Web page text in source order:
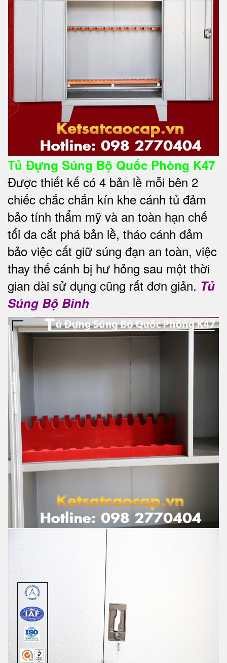
Tủ Đựng Súng Bộ Quốc Phòng K47
Được thiết kế có 4 bản lề mỗi bên 2
chiếc chắc chắn kín khe cánh tủ đảm
bảo tính thẩm mỹ và an toàn hạn chế
tối đa cắt phá bản lề, tháo cánh đảm
bảo việc cất giữ súng đạn an toàn, việc
thay thế cánh bị hư hỏng sau một thời
gian dài sử dụng cũng rất đơn giản. Tủ
Súng Bộ Binh